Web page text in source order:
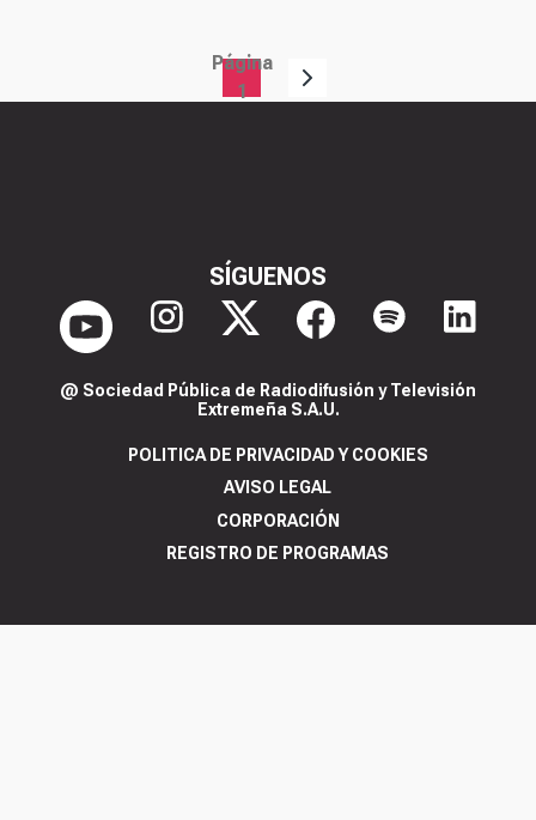
Página
1
SÍGUENOS
@ Sociedad Pública de Radiodifusión y Televisión
Extremeña S.A.U.
POLITICA DE PRIVACIDAD Y COOKIES
AVISO LEGAL
CORPORACIÓN
REGISTRO DE PROGRAMAS